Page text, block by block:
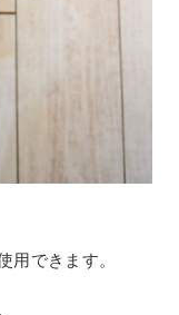
できます。